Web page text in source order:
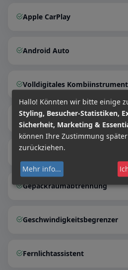
Apple CarPlay
Android Auto
Volldigitales Kombiinstrument
Induktionsladen für
Innenspiegel autom.
Gepäckraumabtrennung
Geschwindigkeitsbegrenzer
Fernlichtassistent
Hallo! Könnten wir bitte einige
Styling, Besucher-Statistiken,
Sicherheit, Marketing &
können Ihre Zustimmung
zurückziehen.
Mehr info...